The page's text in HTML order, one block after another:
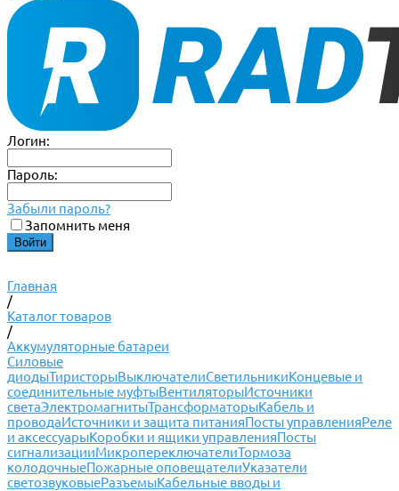
Логин:
Пароль:
Забыли пароль?
Запомнить меня
Главная
/
Каталог товаров
/
Аккумуляторные батареи
Силовые
диодыТиристорыВыключателиСветильникиКонцевые и
соединительные муфтыВентиляторыИсточники
светаЭлектромагнитыТрансформаторыКабель и
проводаИсточники и защита питанияПосты управленияРеле
и аксессуарыКоробки и ящики управленияПосты
сигнализацииМикропереключателиТормоза
колодочныеПожарные оповещателиУказатели
светозвуковыеРазъемыКабельные вводы и